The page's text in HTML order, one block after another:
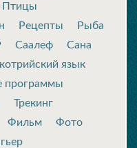
Птицы
Рецепты
Рыба
Саалеф
Сана
язык
программы
Трекинг
Фильм
Фото